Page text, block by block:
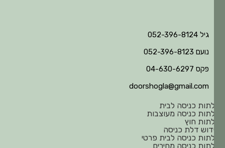
גיל 052-396-8124
נועם 052-396-8123
פקס 04-630-6297
doorshogla@gmail.com
כניסה לבית
כניסה מעוצבות
חוץ
דלת כניסה
כניסה לבית פרטי
כניסה מחירים